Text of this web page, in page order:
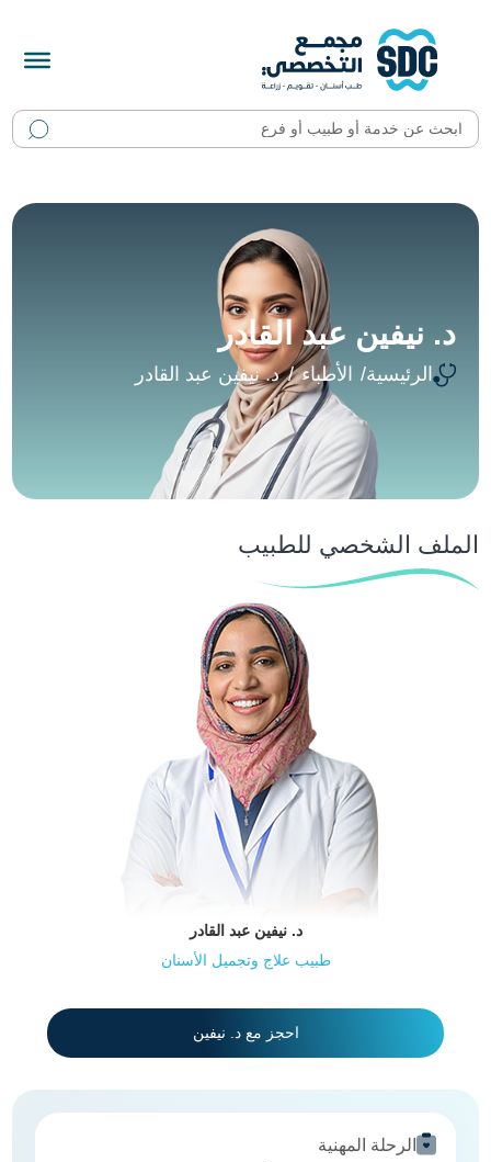
د. نيفين عبد القادر
الرئيسية الأطباء د. نيفين عبد القادر
الملف الشخصي للطبيب
د. نيفين عبد القادر
طبيب علاج وتجميل الأسنان
احجز مع د. نيفين
الرحلة المهنية